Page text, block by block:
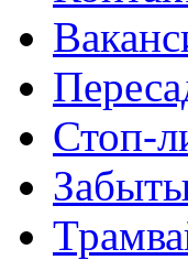
Стоп-